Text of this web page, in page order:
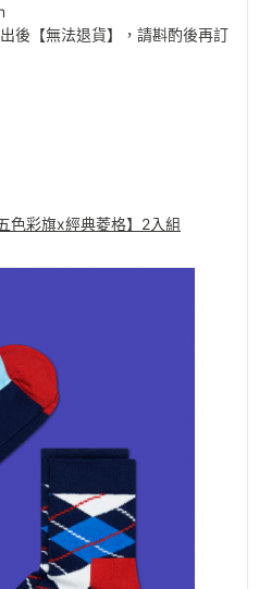
後【無法退貨】，請斟酌後再訂
色彩旗x經典菱格】2入組